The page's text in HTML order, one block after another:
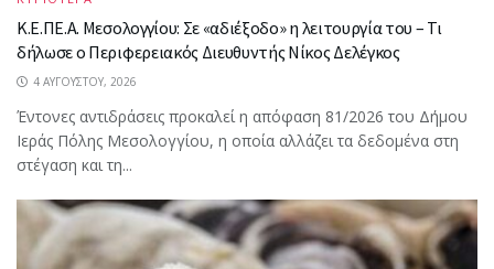
Κ.Ε.ΠΕ.Α. Μεσολογγίου: Σε «αδιέξοδο» η λειτουργία του – Τι
δήλωσε ο Περιφερειακός Διευθυντής Νίκος Δελέγκος
4 ΑΥΓΟΎΣΤΟΥ, 2026
Έντονες αντιδράσεις προκαλεί η απόφαση 81/2026 του Δήμου
Ιεράς Πόλης Μεσολογγίου, η οποία αλλάζει τα δεδομένα στη
στέγαση και τη...